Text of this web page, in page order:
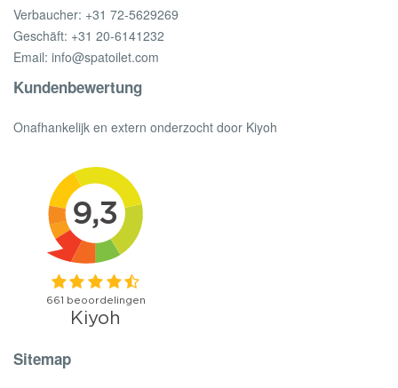
Verbaucher: +31 72-5629269
Geschäft: +31 20-6141232
Email: info@spatoilet.com
Kundenbewertung
Onafhankelijk en extern onderzocht door Kiyoh
Sitemap